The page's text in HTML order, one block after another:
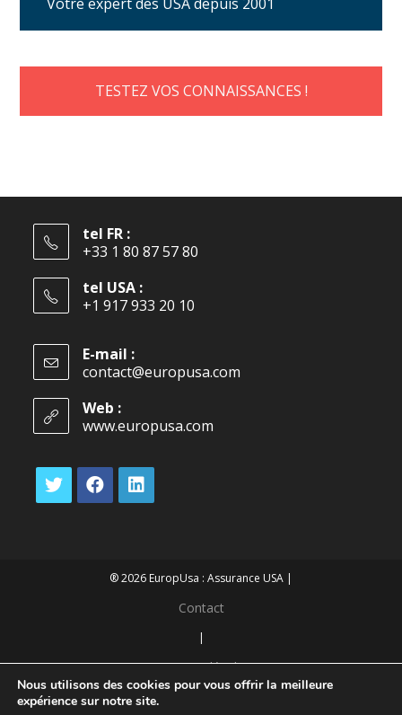
TESTEZ VOS CONNAISSANCES !
tel FR :
+33 1 80 87 57 80
tel USA :
+1 917 933 20 10
E-mail :
contact@europusa.com
Web :
www.europusa.com
® 2026 EuropUsa : Assurance USA |
Contact
|
Mentions légales
Nous utilisons des cookies pour vous offrir la meilleure
expérience sur notre site.